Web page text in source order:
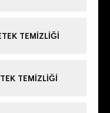
TEMIZLIĞI
TEMIZLIĞI